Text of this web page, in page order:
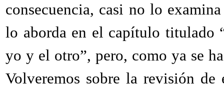
consecuencia, casi no lo
lo aborda en el capítulo titulado
yo y el otro”, pero, como ya se
Volveremos sobre la revisión